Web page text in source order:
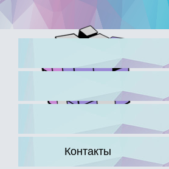
Контакты